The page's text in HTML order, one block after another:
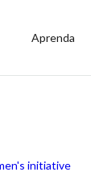
Aprenda